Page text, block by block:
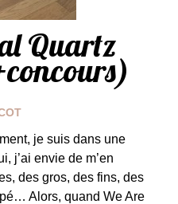
Quartz
je suis dans une
j’ai envie de m’en
des gros, des fins, des
Alors, quand We Are